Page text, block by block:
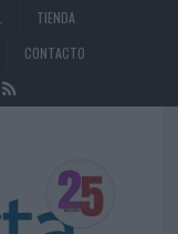
TIENDA
CONTACTO